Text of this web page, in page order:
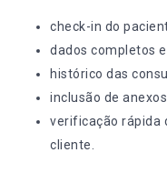
check-in do
dados completos
histórico das
inclusão de
verificação rápida
cliente.